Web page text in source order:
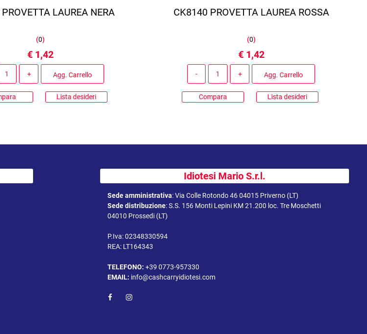
LAUREA NERA
(0)
€ 1,42
Agg. Carrello
Lista desideri
CK8140 PROVETTA LAUREA ROSSA
(0)
€ 1,42
Agg. Carrello
Compara Lista desideri
Idiotesi Mario S.r.l.
Sede amministrativa:Via Colle Rotondo 46 04015 Priverno (LT)
Sede distribuzione:S.S. 156 Monti Lepini KM 21.200 loc. Tre Moschetti
04010 Prossedi (LT)
P.Iva: 02348330594
REA: LT164343
TELEFONO:+39 0773-957330
EMAIL: info@cashcarryidiotesi.com